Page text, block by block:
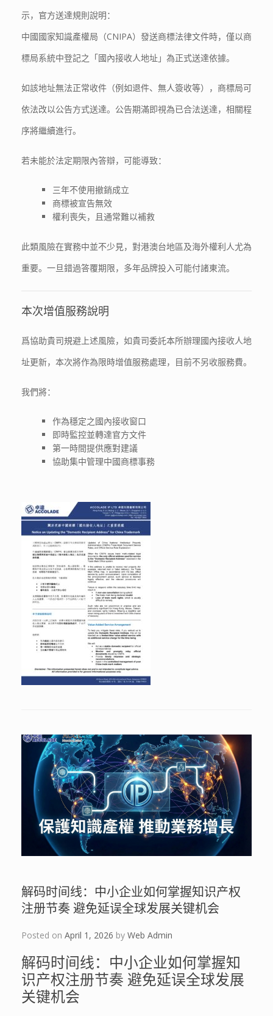
示，官方送達規則說明：
中國國家知識產權局（CNIPA）發送商標法律文件時，僅以商
標局系統中登記之「國內接收人地址」為正式送達依據。
如該地址無法正常收件（例如退件、無人簽收等），商標局可
依法改以公告方式送達。公告期滿即視為已合法送達，相關程
序將繼續進行。
若未能於法定期限內答辯，可能導致：
三年不使用撤銷成立
商標被宣告無效
權利喪失，且通常難以補救
此類風險在實務中並不少見，對港澳台地區及海外權利人尤為
重要。一旦錯過答覆期限，多年品牌投入可能付諸東流。
本次增值服務說明
爲協助貴司規避上述風險，如貴司委託本所辦理國內接收人地
址更新，本次將作為限時增值服務處理，目前不另收服務費。
我們將：
作為穩定之國內接收窗口
即時監控並轉達官方文件
第一時間提供應對建議
協助集中管理中國商標事務
解码时间线：中小企业如何掌握知识产权
注册节奏 避免延误全球发展关键机会
Posted on April 1, 2026 by Web Admin
解码时间线：中小企业如何掌握知
识产权注册节奏 避免延误全球发展
关键机会